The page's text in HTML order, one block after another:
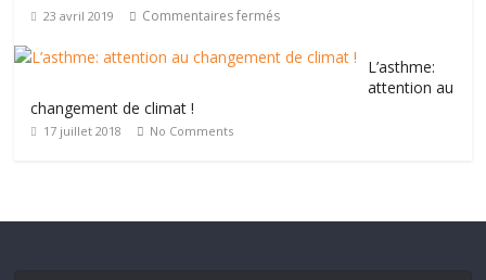
23 avril 2019 Commentaires fermés
L’asthme:
attention au
changement de climat !
17 juillet 2018 No Comments